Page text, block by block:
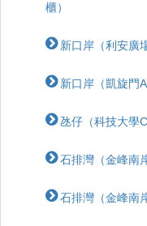
櫃）
新口岸（利安廣
新口岸（凱旋門A
氹仔（科技大學C
石排灣（金峰南
石排灣（金峰南